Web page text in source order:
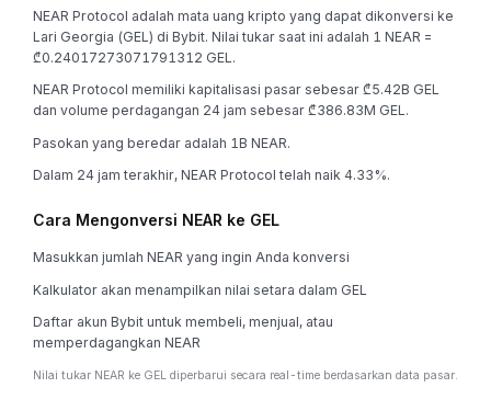
NEAR Protocol adalah mata uang kripto yang dapat dikonversi ke
Lari Georgia (GEL) di Bybit. Nilai tukar saat ini adalah 1 NEAR =
₾0.24017273071791312 GEL.
NEAR Protocol memiliki kapitalisasi pasar sebesar ₾5.42B GEL
dan volume perdagangan 24 jam sebesar ₾386.83M GEL.
Pasokan yang beredar adalah 1B NEAR.
Dalam 24 jam terakhir, NEAR Protocol telah naik 4.33%.
Cara Mengonversi NEAR ke GEL
Masukkan jumlah NEAR yang ingin Anda konversi
Kalkulator akan menampilkan nilai setara dalam GEL
Daftar akun Bybit untuk membeli, menjual, atau
memperdagangkan NEAR
Nilai tukar NEAR ke GEL diperbarui secara real-time berdasarkan data pasar.